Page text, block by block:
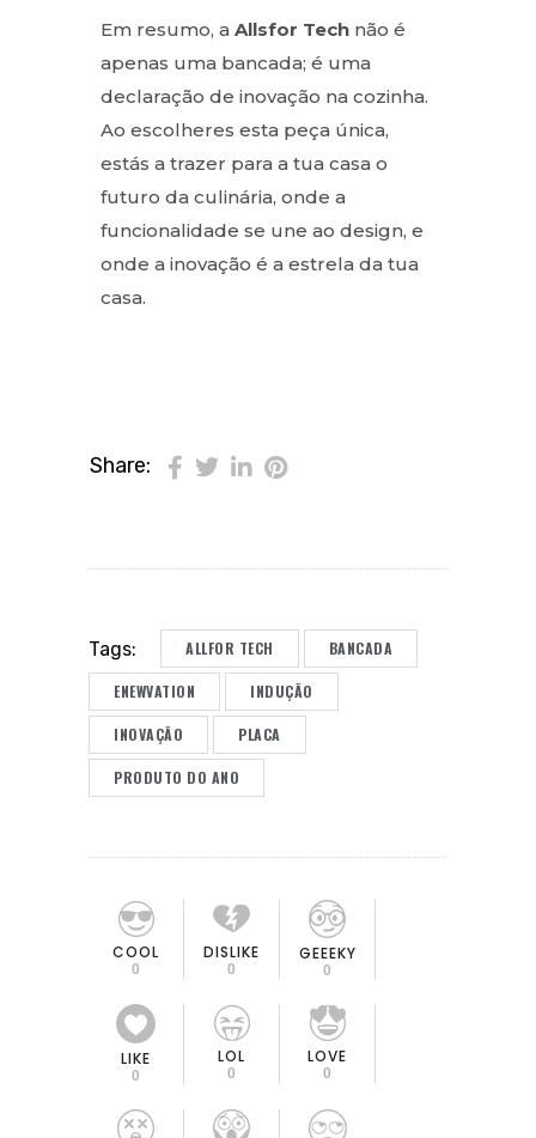
Em resumo, a Allsfor Tech não é
apenas uma bancada; é uma
declaração de inovação na cozinha.
Ao escolheres esta peça única,
estás a trazer para a tua casa o
futuro da culinária, onde a
funcionalidade se une ao design, e
onde a inovação é a estrela da tua
casa.
Share:
Tags: ALLFOR TECH BANCADA
ENEWVATION INDUÇÃO
INOVAÇÃO PLACA
PRODUTO DO ANO
COOL
0
DISLIKE
0
GEEEKY
0
LIKE
0
LOL
0
LOVE
0